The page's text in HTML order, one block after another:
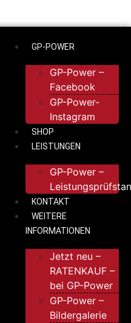
GP-POWER
GP-Power –
Facebook
GP-Power-
Instagram
SHOP
LEISTUNGEN
GP-Power –
KONTAKT
WEITERE
INFORMATIONEN
Jetzt neu –
RATENKAUF –
bei GP-Power
GP-Power –
Bildergalerie